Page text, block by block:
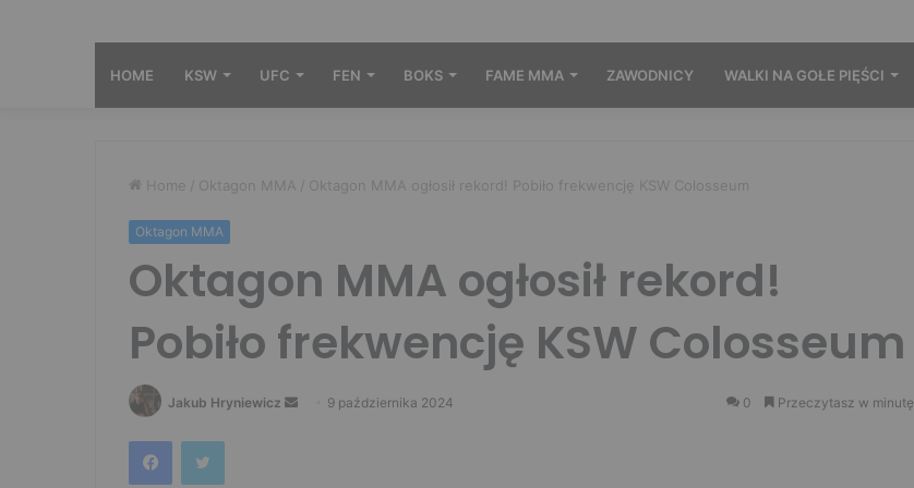
HOME KSW UFC FEN BOKS FAME MMA ZAWODNICY WALKI NA GOŁE PIĘŚCI
Home / Oktagon MMA / Oktagon MMA ogłosił rekord! Pobiło frekwencję KSW Colosseum
Oktagon MMA
Oktagon MMA ogłosił rekord!
Pobiło frekwencję KSW Colosseum
Jakub Hryniewicz
Send 9 października 2024 0 Przeczytasz w minutę
FacebookTwitter